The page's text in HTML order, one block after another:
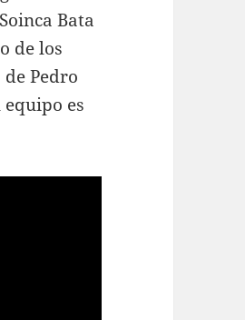
Bata
de los
Pedro
es